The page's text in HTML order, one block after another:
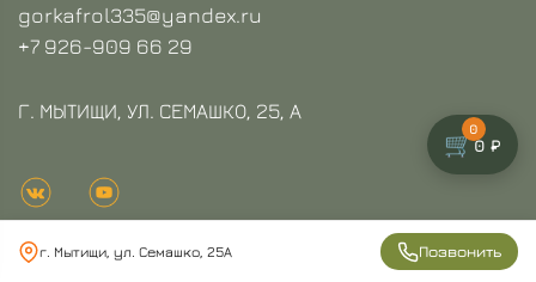
г. Мытищи, ул. Семашко, 25А Позвонить
gorkafrol335@yandex.ru
+7 926-909 66 29
Г. МЫТИЩИ, УЛ. СЕМАШКО, 25, А
🛒
0
0 ₽